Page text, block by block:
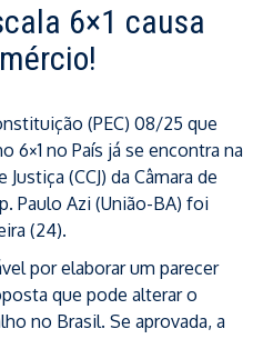
6×1 causa
(PEC) 08/25 que
6×1 no País já se encontra na
(CCJ) da Câmara de
Paulo Azi (União-BA) foi
(24).
por elaborar um parecer
que pode alterar o
no Brasil. Se aprovada, a